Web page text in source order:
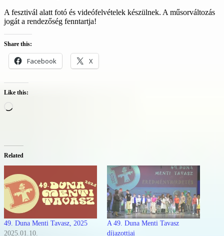
A fesztivál alatt fotó és videófelvételek készülnek. A műsorváltozás
jogát a rendezőség fenntartja!
Share this:
Facebook X
Like this:
Related
49. Duna Menti Tavasz, 2025
2025.01.10.
A 49. Duna Menti Tavasz
díjazottjai